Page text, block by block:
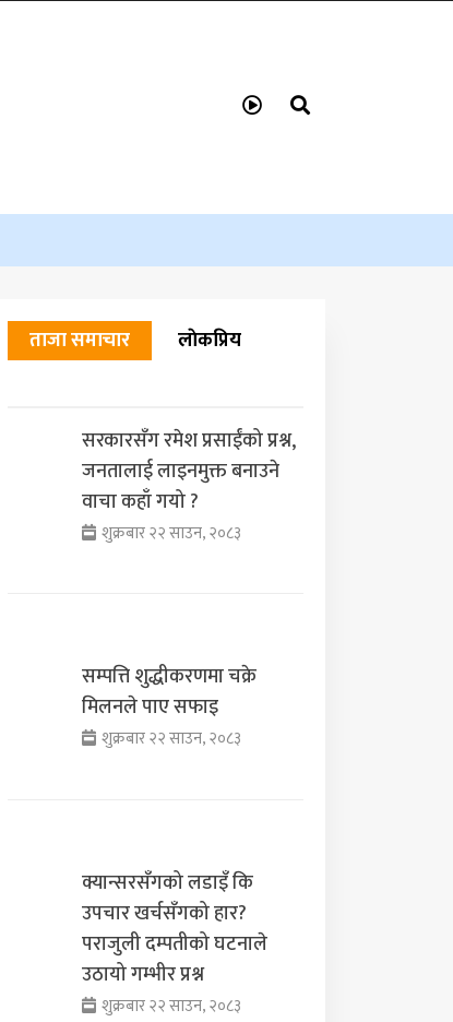
ताजा समाचार लाेकप्रिय
सरकारसँग रमेश प्रसाईंको प्रश्न,
जनतालाई लाइनमुक्त बनाउने
वाचा कहाँ गयो ?
शुक्रबार २२ साउन, २०८३
सम्पत्ति शुद्धीकरणमा चक्रे
मिलनले पाए सफाइ
शुक्रबार २२ साउन, २०८३
क्यान्सरसँगको लडाइँ कि
उपचार खर्चसँगको हार?
पराजुली दम्पतीको घटनाले
उठायो गम्भीर प्रश्न
शुक्रबार २२ साउन, २०८३